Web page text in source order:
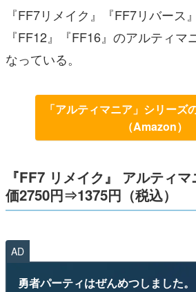
『FF7リメイク』『FF7リバース
『FF12』『FF16』のアルティマ
なっている。
「アルティマニア」シリーズ
（Amazon）
『FF7 リメイク』 アルティ
価2750円⇒1375円（税込）
AD
勇者パーティはぜんめつしました。